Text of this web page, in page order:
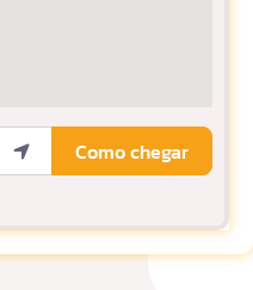
Como chegar